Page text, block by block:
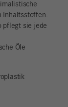
Inhaltsstoffen.
pflegt sie jede
Öle